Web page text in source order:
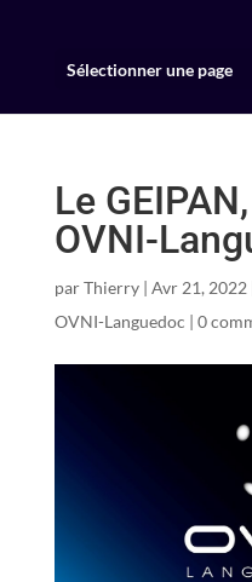
Sélectionner une page
Le
OVNI-
parThierry| Avr 21, 2022
OVNI-Languedoc | 0